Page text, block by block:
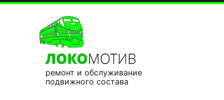
ремонт и обслуживание
подвижного состава